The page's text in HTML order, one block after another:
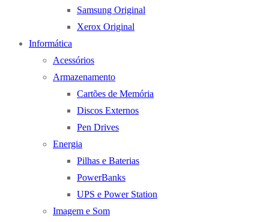
Samsung Original
Xerox Original
Informática
Acessórios
Armazenamento
Cartões de Memória
Discos Externos
Pen Drives
Energia
Pilhas e Baterias
PowerBanks
UPS e Power Station
Imagem e Som